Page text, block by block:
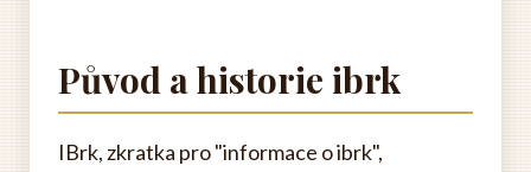
Původ a historie ibrk
IBrk, zkratka pro "informace o ibrk",